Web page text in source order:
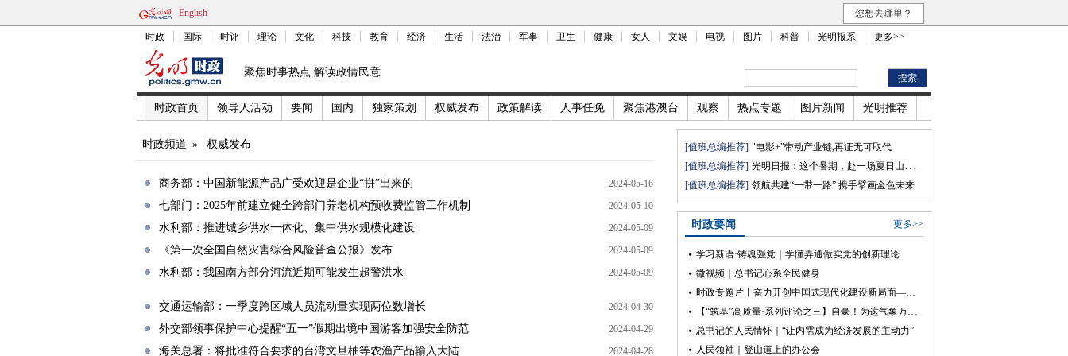
English 您想去哪里？
时政 国际 时评 理论 文化 科技 教育 经济 生活 法治 军事 卫生 健康 女人 文娱 电视 图片 科普 光明报系 更多>>
聚焦时事热点 解读政情民意
时政首页 领导人活动 要闻 国内 独家策划 权威发布 政策解读 人事任免 聚焦港澳台 观察 热点专题 图片新闻 光明推荐
时政频道 » 权威发布
商务部：中国新能源产品广受欢迎是企业“拼”出来的 2024-05-16
七部门：2025年前建立健全跨部门养老机构预收费监管工作机制 2024-05-10
水利部：推进城乡供水一体化、集中供水规模化建设 2024-05-09
《第一次全国自然灾害综合风险普查公报》发布 2024-05-09
水利部：我国南方部分河流近期可能发生超警洪水 2024-05-09
交通运输部：一季度跨区域人员流动量实现两位数增长 2024-04-30
外交部领事保护中心提醒“五一”假期出境中国游客加强安全防范 2024-04-29
海关总署：将批准符合要求的台湾文旦柚等农渔产品输入大陆 2024-04-28
[值班总编推荐] "电影+"带动产业链,再证无可取代
[值班总编推荐] 光明日报：这个暑期，赴一场夏日山海之约
[值班总编推荐] 领航共建“一带一路” 携手擘画金色未来
时政要闻 更多>>
学习新语·铸魂强党｜学懂弄通做实党的创新理论
微视频｜总书记心系全民健身
时政专题片丨奋力开创中国式现代化建设新局面——习近平总书记今年以来治国理政纪实
【“筑基”高质量·系列评论之三】自豪！为这气象万千的文化壮景
总书记的人民情怀｜“让内需成为经济发展的主动力”
人民领袖｜登山道上的办公会